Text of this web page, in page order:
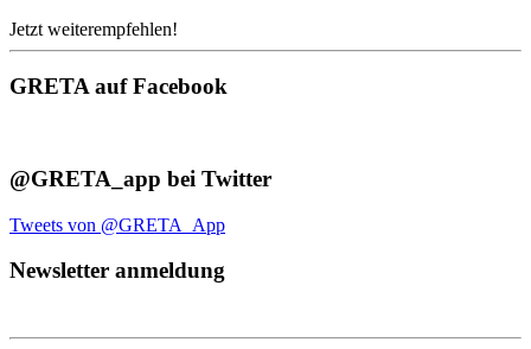
Jetzt weiterempfehlen!
GRETA auf Facebook
@GRETA_app bei Twitter
Tweets von @GRETA_App
Newsletter anmeldung